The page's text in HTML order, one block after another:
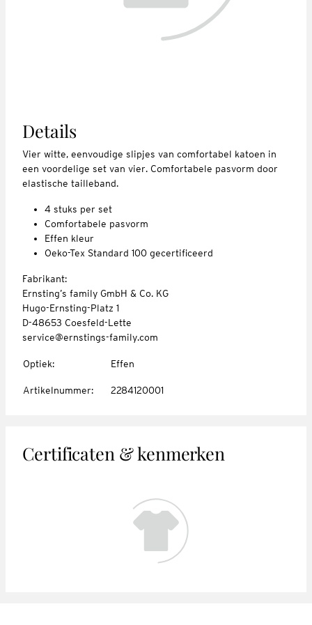
Details
Vier witte, eenvoudige slipjes van comfortabel katoen in
een voordelige set van vier. Comfortabele pasvorm door
elastische tailleband.
4 stuks per set
Comfortabele pasvorm
Effen kleur
Oeko-Tex Standard 100 gecertificeerd
Fabrikant:
Ernsting’s family GmbH & Co. KG
Hugo-Ernsting-Platz 1
D-48653 Coesfeld-Lette
service@ernstings-family.com
Optiek: Effen
Artikelnummer: 2284120001
Certificaten & kenmerken